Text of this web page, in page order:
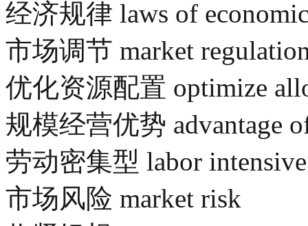
经济规律 laws of
市场调节 market
优化资源配置 optimize
规模经营优势 advantage
劳动密集型 labor intensive
市场风险 market risk